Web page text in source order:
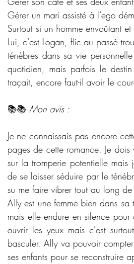
Gérer un mari assisté à l’ego
Surtout si un homme envoûtant
Lui, c’est Logan, flic au passé
ténèbres dans sa vie
quotidien, mais parfois le
traçait, encore faut-il avoir le
📚📚 Mon avis :
Je ne connaissais pas encore
pages de cette romance. Je
sur la tromperie potentielle
de se laisser séduire par le
su me faire vibrer tout au long
Ally est une femme bien dans
mais elle endure en silence
ouvrir les yeux mais c'est
basculer. Ally va pouvoir
ses enfants pour se reconstruire